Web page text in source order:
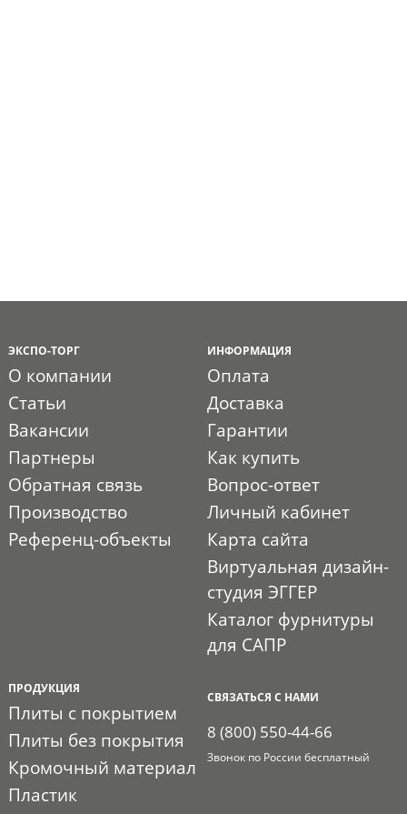
ЭКСПО-ТОРГ
О компании
Статьи
Вакансии
Партнеры
Обратная связь
Производство
Референц-объекты
ИНФОРМАЦИЯ
Оплата
Доставка
Гарантии
Как купить
Вопрос-ответ
Личный кабинет
Карта сайта
Виртуальная дизайн-
студия ЭГГЕР
Каталог фурнитуры
для САПР
ПРОДУКЦИЯ
Плиты с покрытием
Плиты без покрытия
Кромочный материал
Пластик
СВЯЗАТЬСЯ С НАМИ
8 (800) 550-44-66
Звонок по России бесплатный